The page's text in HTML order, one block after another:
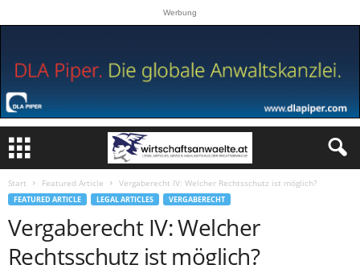
Werbung
Start Featured Article Vergaberecht IV: Welcher Rechtsschutz ist möglich?
FEATURED ARTICLE LEGAL ARTICLES VERGABERECHT
Vergaberecht IV: Welcher
Rechtsschutz ist möglich?